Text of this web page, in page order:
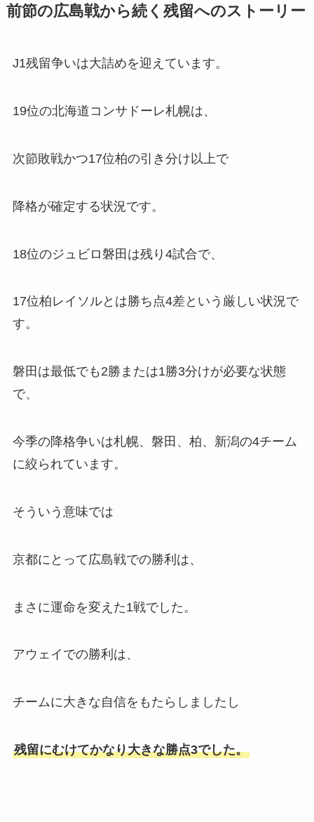
前節の広島戦から続く残留へのストーリー
J1残留争いは大詰めを迎えています。
19位の北海道コンサドーレ札幌は、
次節敗戦かつ17位柏の引き分け以上で
降格が確定する状況です。
18位のジュビロ磐田は残り4試合で、
17位柏レイソルとは勝ち点4差という厳しい状況で
す。
磐田は最低でも2勝または1勝3分けが必要な状態
で、
今季の降格争いは札幌、磐田、柏、新潟の4チーム
に絞られています。
そういう意味では
京都にとって広島戦での勝利は、
まさに運命を変えた1戦でした。
アウェイでの勝利は、
チームに大きな自信をもたらしましたし
残留にむけてかなり大きな勝点3でした。